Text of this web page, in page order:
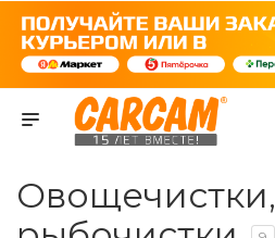
Овощечистки,